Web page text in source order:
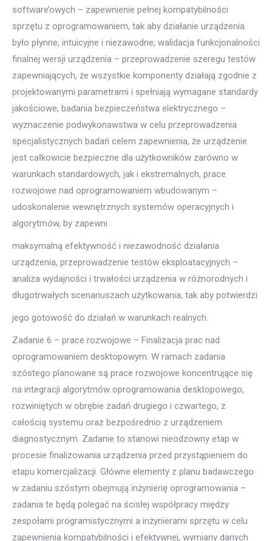
software’owych – zapewnienie pełnej kompatybilności
sprzętu z oprogramowaniem, tak aby działanie urządzenia
było płynne, intuicyjne i niezawodne, walidacja funkcjonalności
finalnej wersji urządzenia – przeprowadzenie szeregu testów
zapewniających, że wszystkie komponenty działają zgodnie z
projektowanymi parametrami i spełniają wymagane standardy
jakościowe, badania bezpieczeństwa elektrycznego –
wyznaczenie podwykonawstwa w celu przeprowadzenia
specjalistycznych badań celem zapewnienia, że urządzenie
jest całkowicie bezpieczne dla użytkowników zarówno w
warunkach standardowych, jak i ekstremalnych, prace
rozwojowe nad oprogramowaniem wbudowanym –
udoskonalenie wewnętrznych systemów operacyjnych i
algorytmów, by zapewni
maksymalną efektywność i niezawodność działania
urządzenia, przeprowadzenie testów eksploatacyjnych –
analiza wydajności i trwałości urządzenia w różnorodnych i
długotrwałych scenariuszach użytkowania, tak aby potwierdzi
jego gotowość do działań w warunkach realnych.
Zadanie 6 – prace rozwojowe – Finalizacja prac nad
oprogramowaniem desktopowym. W ramach zadania
szóstego planowane są prace rozwojowe koncentrujące się
na integracji algorytmów oprogramowania desktopowego,
rozwiniętych w obrębie zadań drugiego i czwartego, z
całością systemu oraz bezpośrednio z urządzeniem
diagnostycznym. Zadanie to stanowi nieodzowny etap w
procesie finalizowania urządzenia przed przystąpieniem do
etapu komercjalizacji. Główne elementy z planu badawczego
w zadaniu szóstym obejmują inżynierię oprogramowania –
zadania te będą polegać na ścisłej współpracy między
zespołami programistycznymi a inżynierami sprzętu w celu
zapewnienia kompatybilności i efektywnej, wymiany danych